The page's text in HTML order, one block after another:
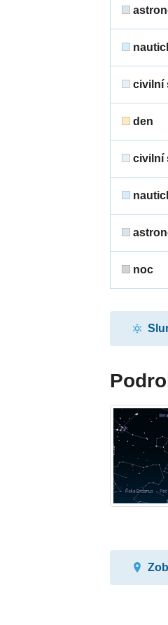
civilní
den
civilní
noc